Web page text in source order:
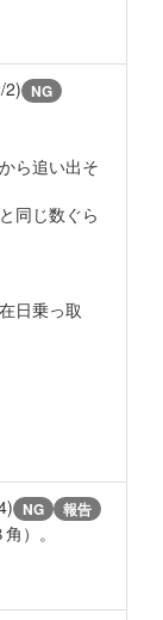
2) NG
ら追い出そ
同じ数ぐら
日乗っ取
NG 報告
）。